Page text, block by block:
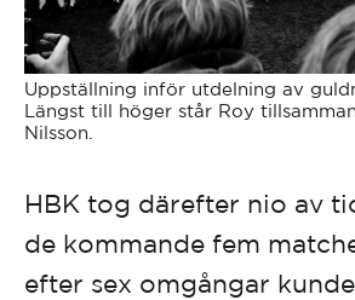
Uppställning inför utdelning av
Längst till höger står Roy
Nilsson.
HBK tog därefter nio av
de kommande fem
efter sex omgångar